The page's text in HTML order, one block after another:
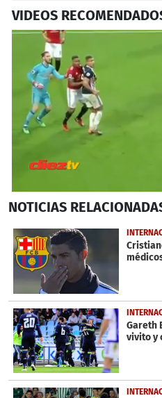
VIDEOS
seconds
32
seconds
NOTICIAS
Gareth
vivito y